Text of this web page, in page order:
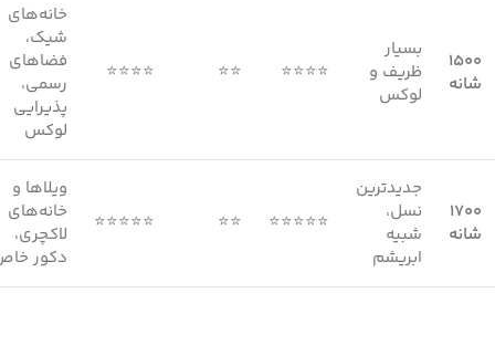
۱۵۰۰
شانه
بسیار
ظریف و
لوکس
⭐⭐⭐⭐
⭐⭐
⭐⭐⭐⭐
خانه‌های
شیک،
فضاهای
رسمی،
پذیرایی
لوکس
۱۷۰۰
شانه
جدیدترین
نسل،
شبیه
ابریشم
⭐⭐⭐⭐⭐
⭐⭐
⭐⭐⭐⭐⭐
ویلاها و
خانه‌های
لاکچری،
دکور